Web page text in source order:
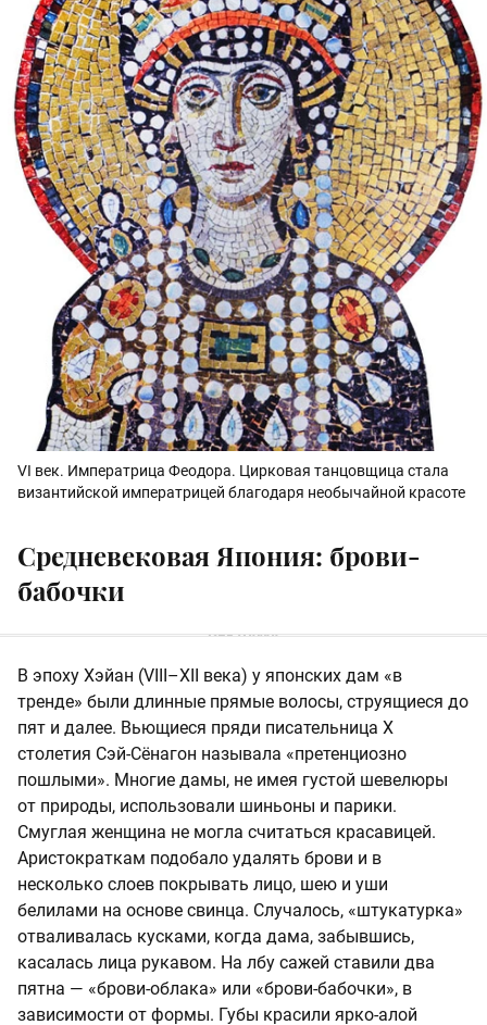
VI век. Императрица Феодора. Цирковая танцовщица стала
византийской императрицей благодаря необычайной красоте
Средневековая Япония: брови-
бабочки
В эпоху Хэйан (VIII–XII века) у японских дам «в
тренде» были длинные прямые волосы, струящиеся до
пят и далее. Вьющиеся пряди писательница X
столетия Сэй-Сёнагон называла «претенциозно
пошлыми». Многие дамы, не имея густой шевелюры
от природы, использовали шиньоны и парики.
Смуглая женщина не могла считаться красавицей.
Аристократкам подобало удалять брови и в
несколько слоев покрывать лицо, шею и уши
белилами на основе свинца. Случалось, «штукатурка»
отваливалась кусками, когда дама, забывшись,
касалась лица рукавом. На лбу сажей ставили два
пятна — «брови-облака» или «брови-бабочки», в
зависимости от формы. Губы красили ярко-алой